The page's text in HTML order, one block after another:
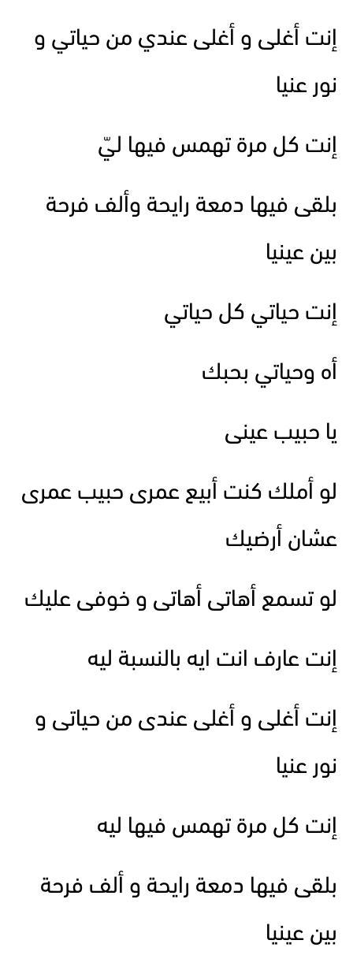
إنت أغلى و أغلى عندي من حياتي و
نور عنيا
إنت كل مرة تهمس فيها ليّ
بلقى فيها دمعة رايحة وألف فرحة
بين عينيا
إنت حياتي كل حياتي
أه وحياتي بحبك
يا حبيب عينى
لو أملك كنت أبيع عمرى حبيب عمرى
عشان أرضيك
لو تسمع أهاتى أهاتى و خوفى عليك
إنت عارف انت ايه بالنسبة ليه
إنت أغلى و أغلى عندى من حياتى و
نور عنيا
إنت كل مرة تهمس فيها ليه
بلقى فيها دمعة رايحة و ألف فرحة
بين عينيا